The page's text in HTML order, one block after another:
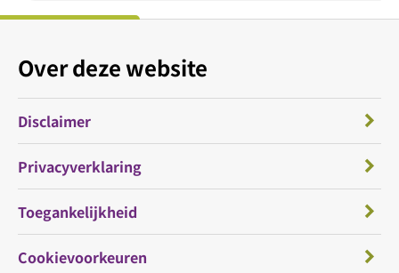
Over deze website
Disclaimer
Privacyverklaring
Toegankelijkheid
Cookievoorkeuren